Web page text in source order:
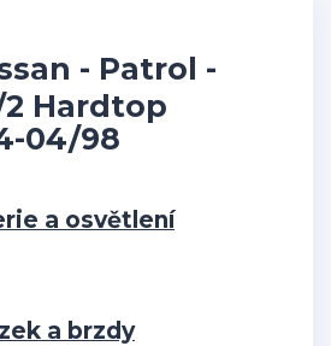
- Patrol -
2 Hardtop
04/98
a osvětlení
a brzdy